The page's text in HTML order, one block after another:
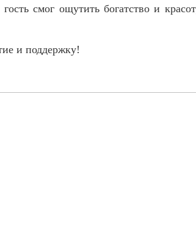
смог ощутить богатство и
и поддержку!